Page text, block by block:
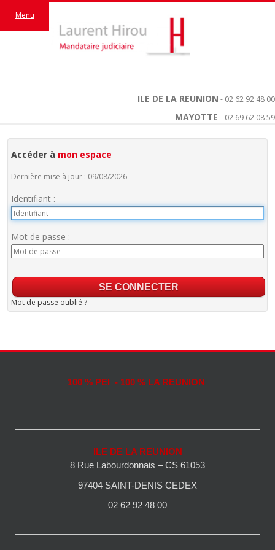
ILE DE LA REUNION - 02 62 92 48 00
MAYOTTE - 02 69 62 08 59
Menu
Accéder à mon espace
Dernière mise à jour : 09/08/2026
Identifiant :
Mot de passe :
Mot de passe oublié ?
100 % PEI - 100 % LA REUNION
ILE DE LA REUNION
8 Rue Labourdonnais – CS 61053
97404 SAINT-DENIS CEDEX
02 62 92 48 00